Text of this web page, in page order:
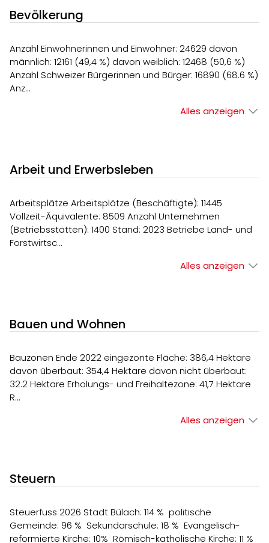
Bevölkerung
Anzahl Einwohnerinnen und Einwohner: 24629 davon
männlich: 12161 (49,4 %) davon weiblich: 12468 (50,6 %)
Anzahl Schweizer Bürgerinnen und Bürger: 16890 (68.6 %)
Anz…
Alles anzeigen
Arbeit und Erwerbsleben
Arbeitsplätze Arbeitsplätze (Beschäftigte): 11445
Vollzeit-Äquivalente: 8509 Anzahl Unternehmen
(Betriebsstätten): 1400 Stand: 2023 Betriebe Land- und
Forstwirtsc…
Alles anzeigen
Bauen und Wohnen
Bauzonen Ende 2022 eingezonte Fläche: 386,4 Hektare
davon überbaut: 354,4 Hektare davon nicht überbaut:
32.2 Hektare Erholungs- und Freihaltezone: 41,7 Hektare
R…
Alles anzeigen
Steuern
Steuerfuss 2026 Stadt Bülach: 114 % politische
Gemeinde: 96 % Sekundarschule: 18 % Evangelisch-
reformierte Kirche: 10% Römisch-katholische Kirche: 11 %